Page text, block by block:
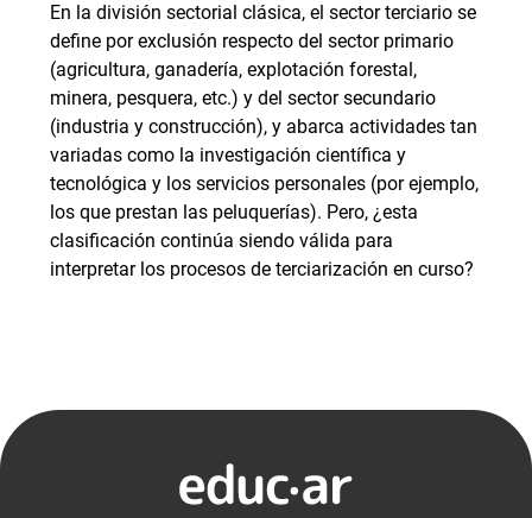
En la división sectorial clásica, el sector terciario se
define por exclusión respecto del sector primario
(agricultura, ganadería, explotación forestal,
minera, pesquera, etc.) y del sector secundario
(industria y construcción), y abarca actividades tan
variadas como la investigación científica y
tecnológica y los servicios personales (por ejemplo,
los que prestan las peluquerías). Pero, ¿esta
clasificación continúa siendo válida para
interpretar los procesos de terciarización en curso?